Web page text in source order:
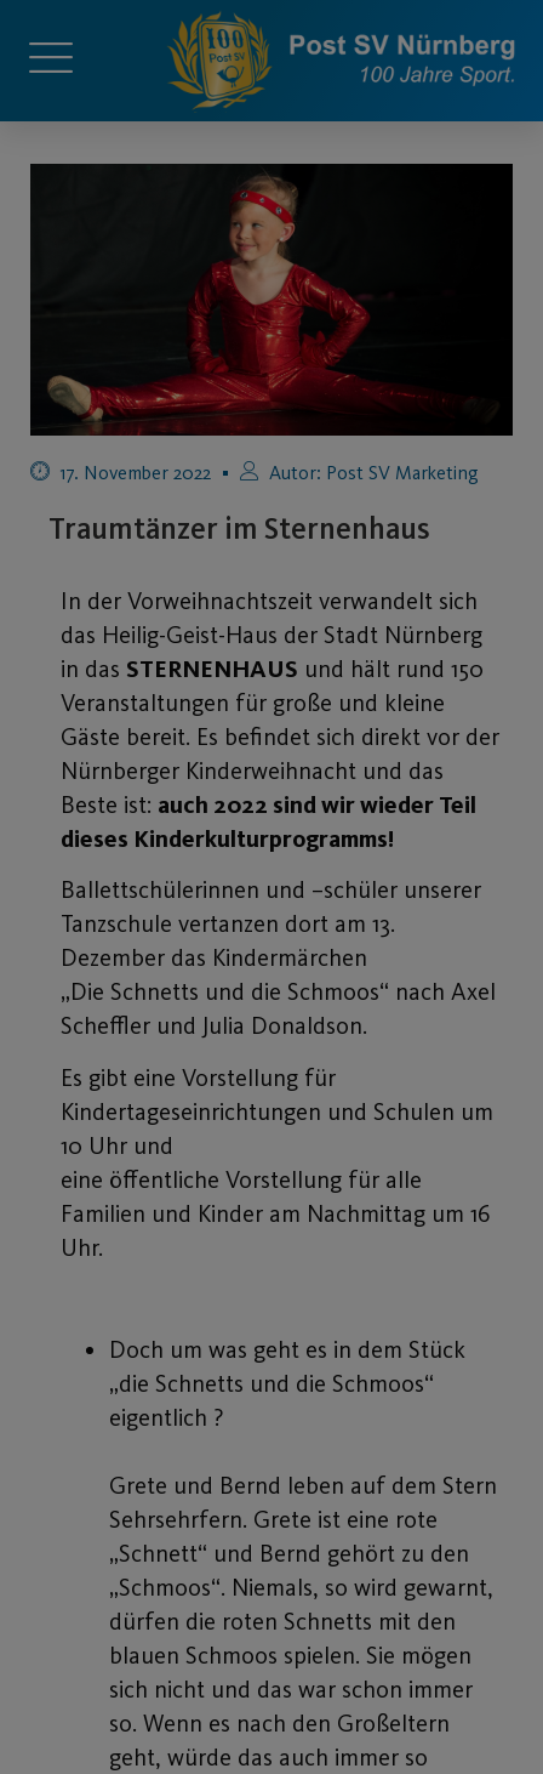
17. November 2022 Autor: Post SV Marketing
Traumtänzer im Sternenhaus
In der Vorweihnachtszeit verwandelt sich
das Heilig-Geist-Haus der Stadt Nürnberg
in das STERNENHAUS und hält rund 150
Veranstaltungen für große und kleine
Gäste bereit. Es befindet sich direkt vor der
Nürnberger Kinderweihnacht und das
Beste ist: auch 2022 sind wir wieder Teil
dieses Kinderkulturprogramms!
Ballettschülerinnen und –schüler unserer
Tanzschule vertanzen dort am 13.
Dezember das Kindermärchen
„Die Schnetts und die Schmoos“ nach Axel
Scheffler und Julia Donaldson.
Es gibt eine Vorstellung für
Kindertageseinrichtungen und Schulen um
10 Uhr und
eine öffentliche Vorstellung für alle
Familien und Kinder am Nachmittag um 16
Uhr.
Doch um was geht es in dem Stück
„die Schnetts und die Schmoos“
eigentlich ?
Grete und Bernd leben auf dem Stern
Sehrsehrfern. Grete ist eine rote
„Schnett“ und Bernd gehört zu den
„Schmoos“. Niemals, so wird gewarnt,
dürfen die roten Schnetts mit den
blauen Schmoos spielen. Sie mögen
sich nicht und das war schon immer
so. Wenn es nach den Großeltern
geht, würde das auch immer so